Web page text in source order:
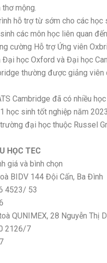
mộng.
hỗ trợ từ sớm cho các học
các môn học liên quan
cường Hỗ trợ Ứng viên
học Oxford và Đại học
thường được giảng
Cambridge đã có nhiều
học sinh tốt nghiệp năm 2023.
đại học thuộc Russel
HỌC TEC
giá và bình chọn
BIDV 144 Đội Cấn, Ba Đình
4523/ 53
QUNIMEX, 28 Nguyễn Thị
2126/7